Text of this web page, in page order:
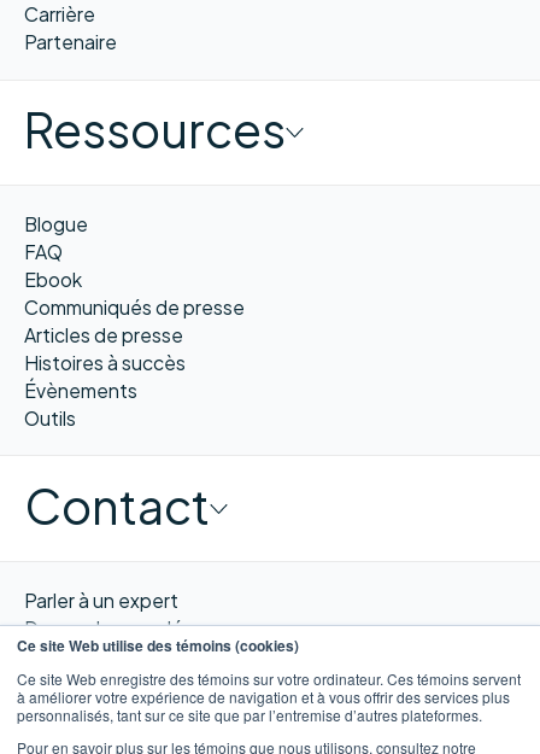
Ce site Web utilise des témoins (cookies)
Ce site Web enregistre des témoins sur votre ordinateur. Ces témoins servent
à améliorer votre expérience de navigation et à vous offrir des services plus
personnalisés, tant sur ce site que par l’entremise d’autres plateformes.
Pour en savoir plus sur les témoins que nous utilisons, consultez notre
Carrière
Partenaire
Ressources
Blogue
FAQ
Ebook
Communiqués de presse
Articles de presse
Histoires à succès
Évènements
Outils
Contact
Parler à un expert
Demander une démo
Obtenir un devis
Contacter nous